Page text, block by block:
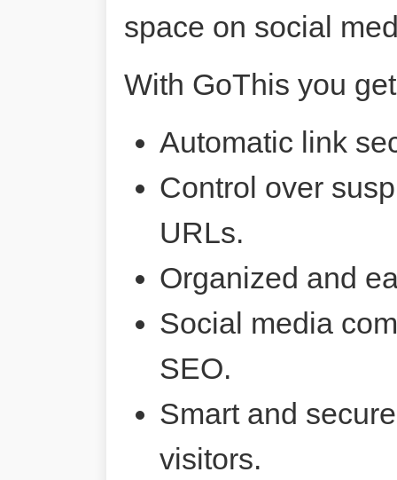
space on social
With GoThis you
Automatic link
Control over
URLs.
Organized and
Social media
SEO.
Smart and
visitors.